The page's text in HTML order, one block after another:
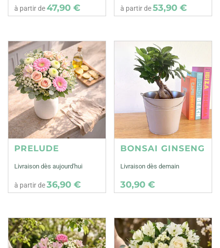
à partir de47,90 € à partir de53,90 €
PRELUDE
Livraison dès aujourd'hui
à partir de36,90 €
BONSAI GINSENG
Livraison dès demain
30,90 €